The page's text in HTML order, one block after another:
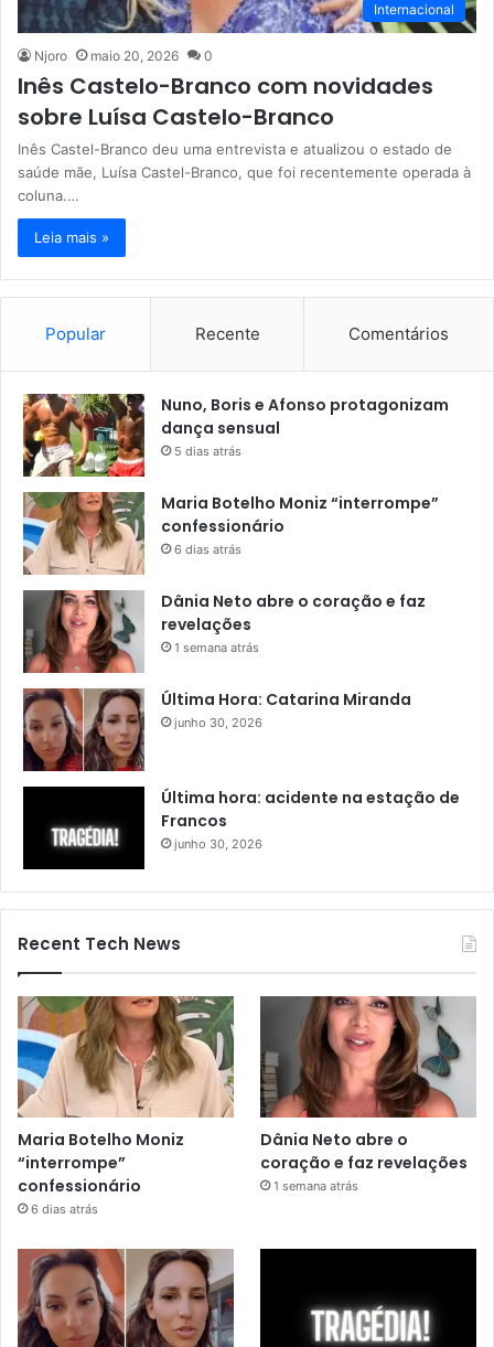
Internacional
Njoro maio 20, 2026 0
Inês Castelo-Branco com novidades
sobre Luísa Castelo-Branco
Inês Castel-Branco deu uma entrevista e atualizou o estado de
saúde mãe, Luísa Castel-Branco, que foi recentemente operada à
coluna.…
Leia mais »
Popular Recente Comentários
Nuno, Boris e Afonso protagonizam
dança sensual
5 dias atrás
Maria Botelho Moniz “interrompe”
confessionário
6 dias atrás
Dânia Neto abre o coração e faz
revelações
1 semana atrás
Última Hora: Catarina Miranda
junho 30, 2026
Última hora: acidente na estação de
Francos
junho 30, 2026
Recent Tech News
Maria Botelho Moniz
“interrompe”
confessionário
6 dias atrás
Dânia Neto abre o
coração e faz revelações
1 semana atrás